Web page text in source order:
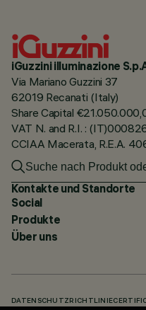
iGuzzini illuminazione
Via Mariano Guzzini 37
62019 Recanati (Italy)
Share Capital
VAT N. and R.I. :
CCIAA Macerata, R.E.A.
Kontakte und Standorte
Social
Produkte
Über uns
DATENSCHUTZRICHTLINIE